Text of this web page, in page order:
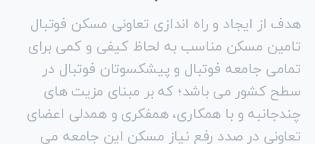
سخن مدیر عامل
" آقای دکتر ابوذر شهپری "
هدف از ایجاد و راه اندازی تعاونی مسکن فوتبال